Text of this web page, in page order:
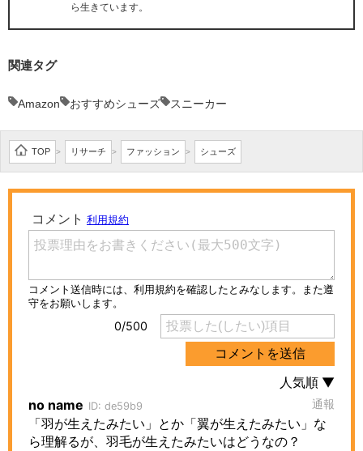
ら生きています。
関連タグ
Amazon おすすめシューズ スニーカー
TOP > リサーチ > ファッション > シューズ